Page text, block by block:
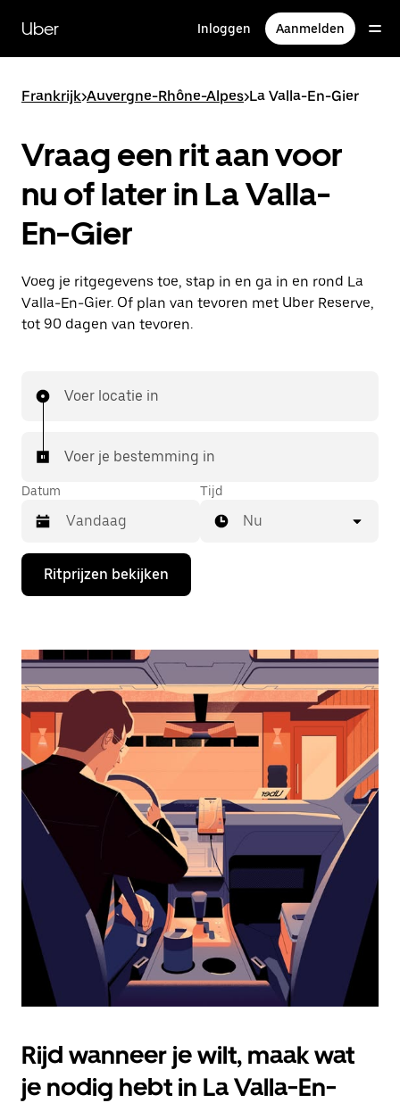
naar
hoofdinhoud
Uber Inloggen Aanmelden
Frankrijk>Auvergne-Rhône-Alpes>La Valla-En-Gier
Vraag een rit aan voor
nu of later in La Valla-
En-Gier
Voeg je ritgegevens toe, stap in en ga in en rond La
Valla-En-Gier. Of plan van tevoren met Uber Reserve,
tot 90 dagen van tevoren.
Voer locatie in
Voer je bestemming in
Datum
Druk
de
de
te
openen
een
datum
te
selecteren.
Druk
Escape
agenda
te
sluiten.
Tijd
Nu
Ritprijzen bekijken
Rijd wanneer je wilt, maak wat
je nodig hebt in La Valla-En-